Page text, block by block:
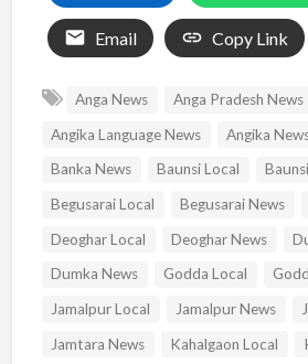
Email Copy Link
Anga News Anga Pradesh News
Angika Language News
Angika
Banka News
Baunsi Local
Begusarai Local
Begusarai News
Deoghar Local
Deoghar News
Dumka News
Godda Local
Jamalpur Local
Jamalpur News
Jamtara News
Kahalgaon Local